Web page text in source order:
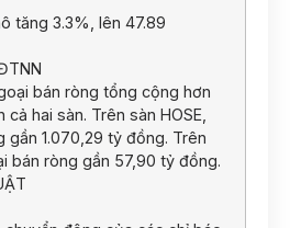
tăng 3.3%, lên 47.89
bán ròng tổng cộng hơn
cả hai sàn. Trên sàn HOSE,
gần 1.070,29 tỷ đồng. Trên
bán ròng gần 57,90 tỷ đồng.